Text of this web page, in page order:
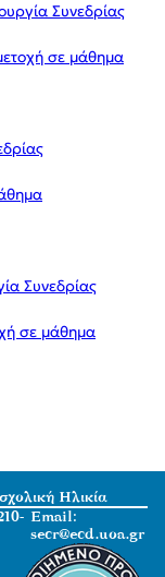
Συνεδρίας
σε μάθημα
Συνεδρίας
σε μάθημα
Ηλικία
Email:
secr@ecd.uoa.gr